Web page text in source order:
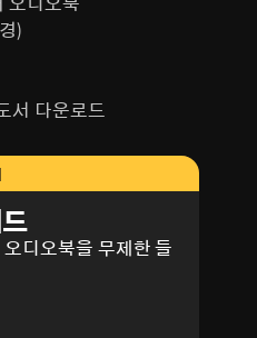
)
서 다운로드
디오북을 무제한 들